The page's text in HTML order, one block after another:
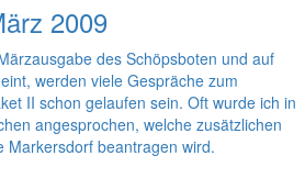
2009
des Schöpsboten und auf
werden viele Gespräche zum
II schon gelaufen sein. Oft wurde ich in
angesprochen, welche zusätzlichen
Markersdorf beantragen wird.